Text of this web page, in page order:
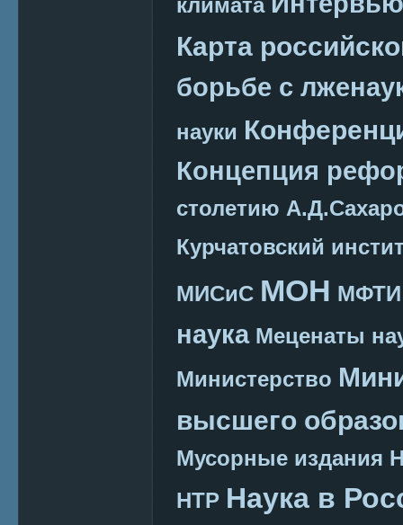
Карта
борьбе с
науки
Концепция
столетию
Курчатовский
МИСиС МОН МФТИ
наука Меценаты
Министерство
высшего
Мусорные издания
НТР Наука в